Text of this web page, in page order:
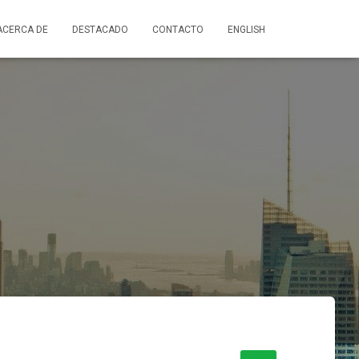
DE DESTACADO CONTACTO ENGLISH